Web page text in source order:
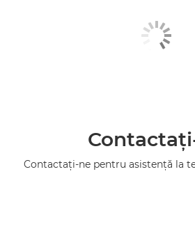
Contactaţi-ne pentru asistenţă la